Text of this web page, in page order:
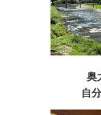
奥
自